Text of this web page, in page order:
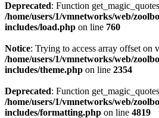
Deprecated: Function
/home/users/1/vmnetworks/web/
includes/load.php on line 760
Notice: Trying to access array offset on
/home/users/1/vmnetworks/web/
includes/theme.php on line 2354
Deprecated: Function
/home/users/1/vmnetworks/web/
includes/formatting.php on line 4819